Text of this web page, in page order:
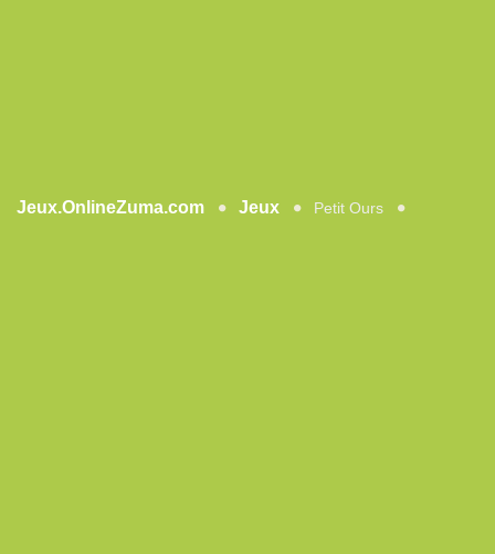
Jeux.OnlineZuma.com Jeux Petit Ours